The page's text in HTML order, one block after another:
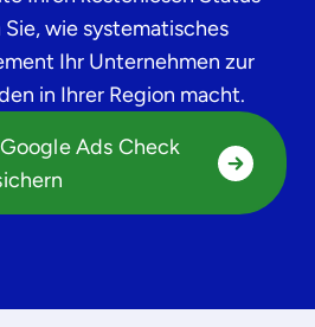
wie systematisches
Ihr Unternehmen zur
in Ihrer Region macht.
Ads Check